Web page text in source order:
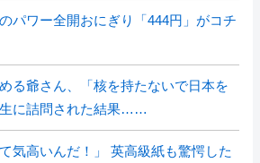
パワー全開おにぎり「444円」がコチ
る爺さん、「核を持たないで日本を
に詰問された結果……
気高いんだ！」 英高級紙も驚愕した